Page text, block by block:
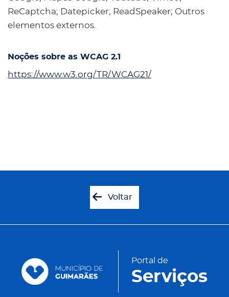
ReCaptcha; Datepicker; ReadSpeaker; Outros
elementos externos.
Noções sobre as WCAG 2.1
https://www.w3.org/TR/WCAG21/
Voltar
Portal de
Serviços